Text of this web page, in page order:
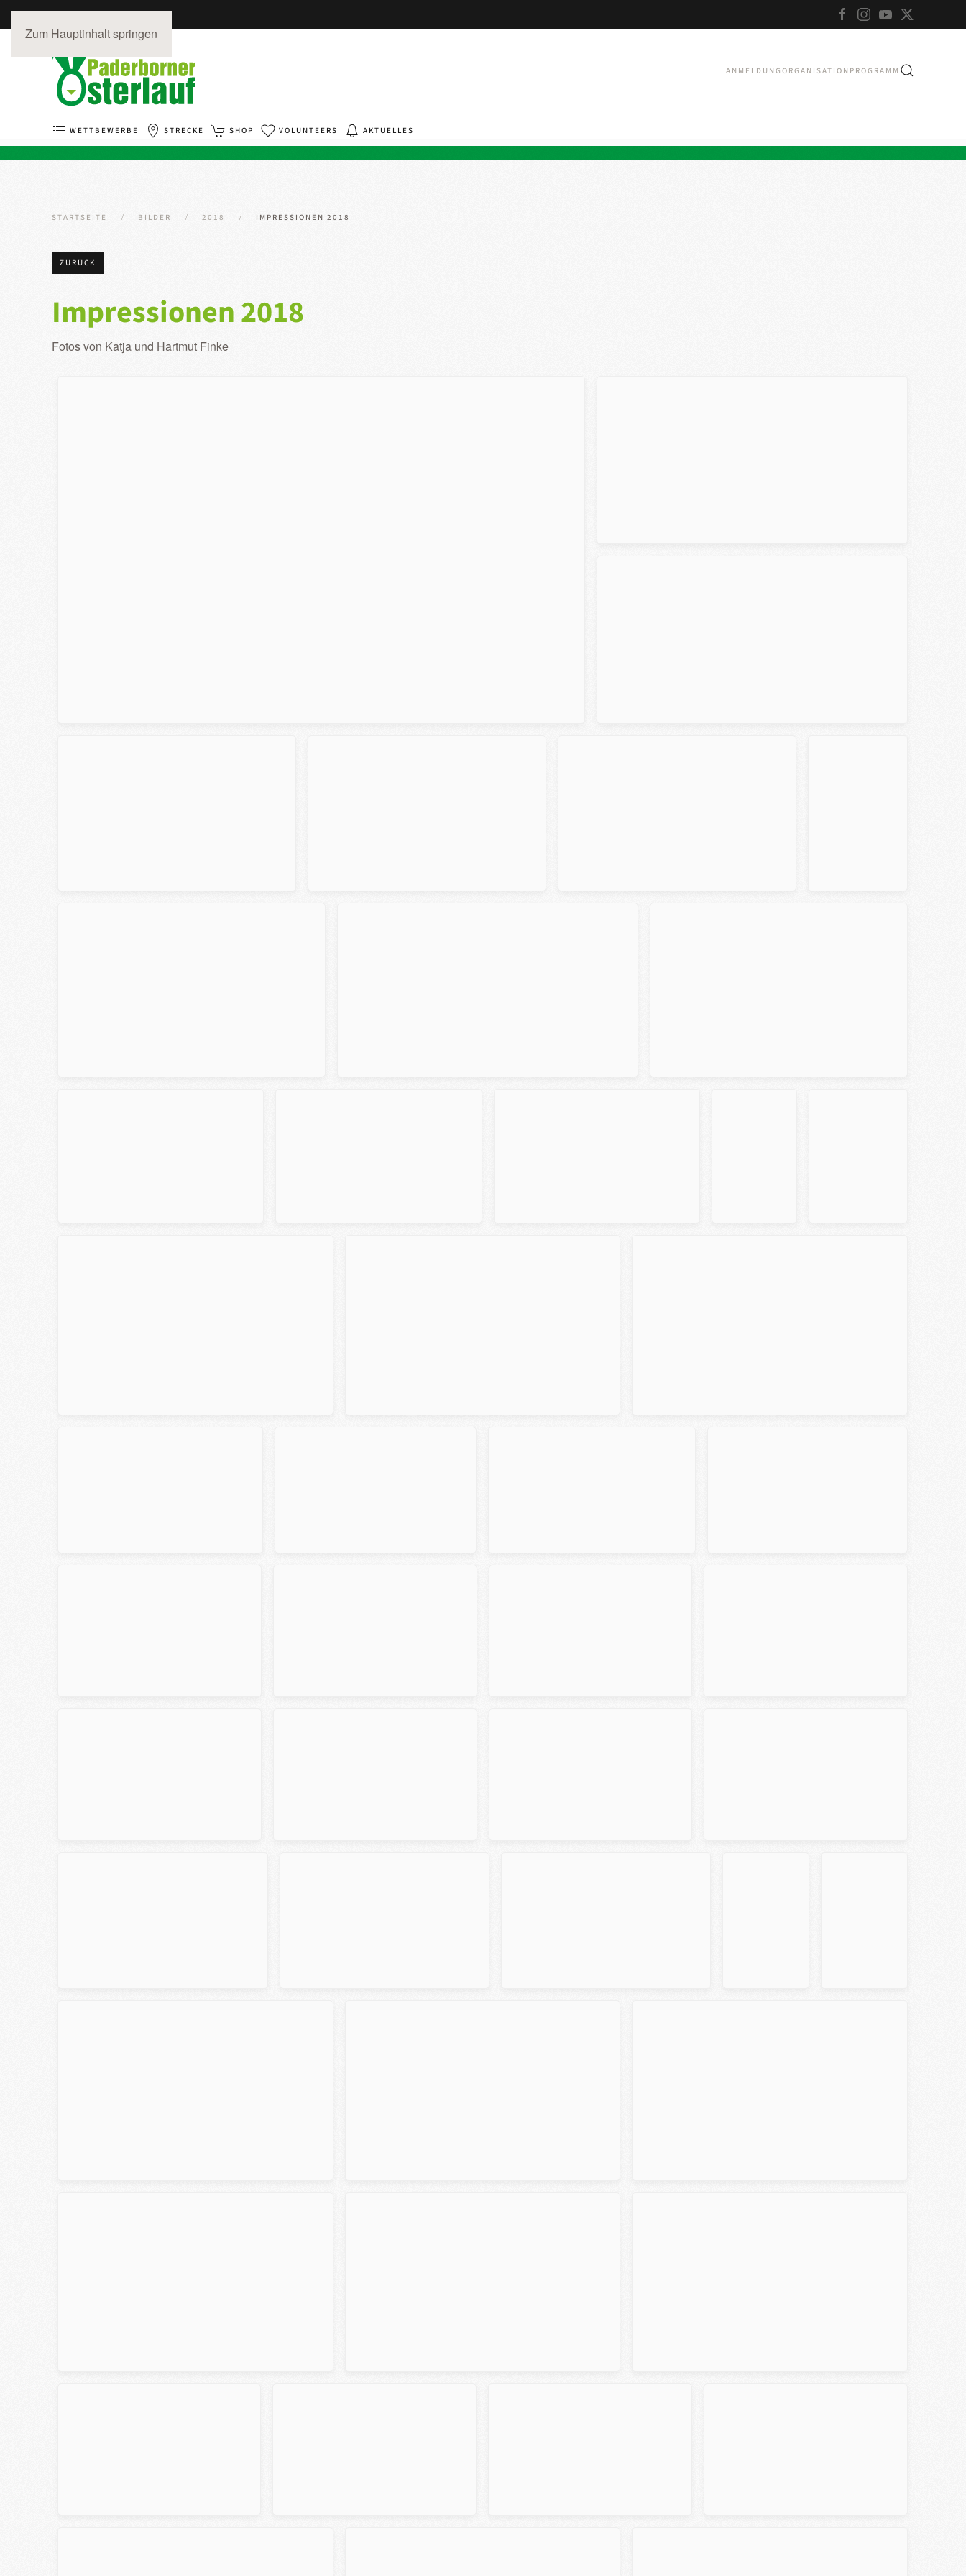
Zum Hauptinhalt springen
ANMELDUNG ORGANISATION PROGRAMM
WETTBEWERBE STRECKE SHOP VOLUNTEERS AKTUELLES
STARTSEITE BILDER 2018 IMPRESSIONEN 2018
ZURÜCK
Impressionen 2018
Fotos von Katja und Hartmut Finke